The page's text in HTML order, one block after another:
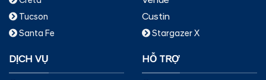
Tucson
Santa Fe
Custin
Stargazer X
DỊCH VỤ HỖ TRỢ